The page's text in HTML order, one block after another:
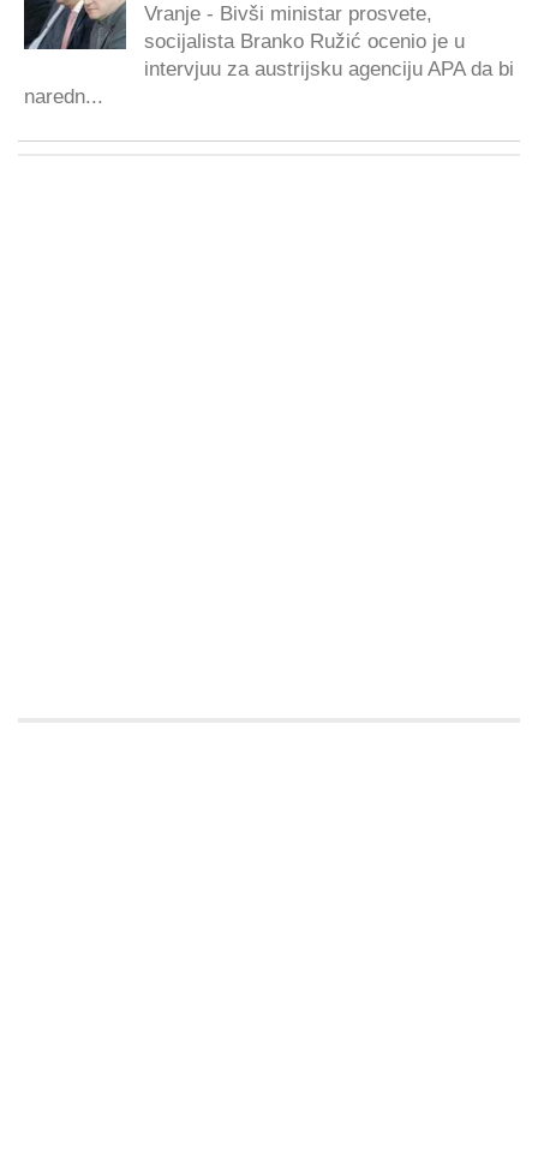
Vranje - Bivši ministar prosvete,
socijalista Branko Ružić ocenio je u
intervjuu za austrijsku agenciju APA da bi
naredn...